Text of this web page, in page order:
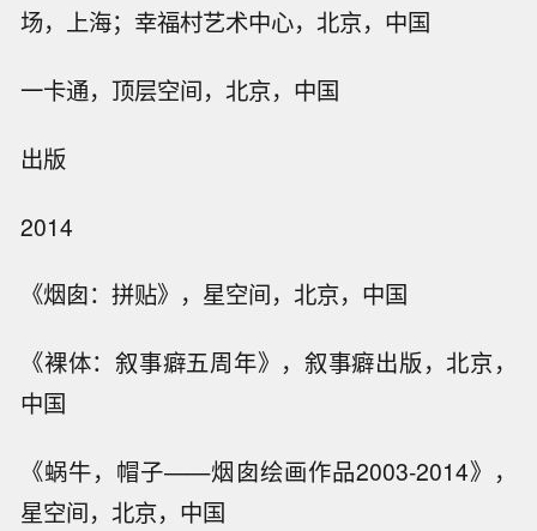
场，上海；幸福村艺术中心，北京，中国
一卡通，顶层空间，北京，中国
出版
2014
《烟囱：拼贴》，星空间，北京，中国
《裸体：叙事癖五周年》，叙事癖出版，北京，
中国
《蜗牛，帽子——烟囱绘画作品2003-2014》，
星空间，北京，中国